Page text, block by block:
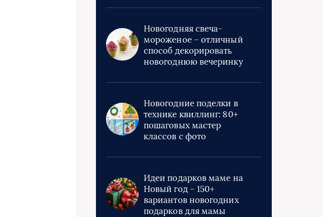
Новогодняя свеча-
мороженое – отличный
способ декорировать
новогоднюю вечеринку
Новогодние поделки в
технике квиллинг: 80+
пошаговых мастер
классов с фото
Идеи подарков маме на
Новый год – 150+
вариантов новогодних
подарков для мамы